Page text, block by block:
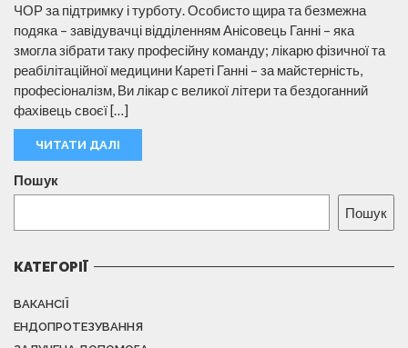
ЧОР за підтримку і турботу. Особисто щира та безмежна
подяка – завідувачці відділенням Анісовець Ганні – яка
змогла зібрати таку професійну команду; лікарю фізичної та
реабілітаційної медицини Кареті Ганні – за майстерність,
професіоналізм, Ви лікар с великої літери та бездоганний
фахівець своєї […]
ЧИТАТИ ДАЛІ
Пошук
Пошук
КАТЕГОРІЇ
ВАКАНСІЇ
ЕНДОПРОТЕЗУВАННЯ